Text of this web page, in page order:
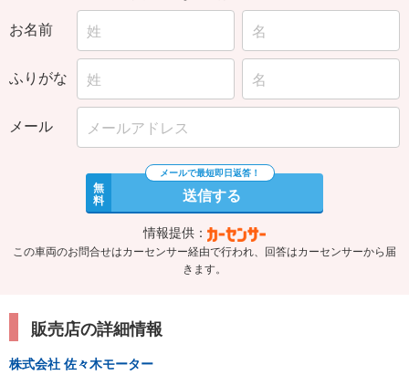
お名前
ふりがな
メール
無
料 送信する
情報提供：
この車両のお問合せはカーセンサー経由で行われ、回答はカーセンサーから届
きます。
販売店の詳細情報
株式会社 佐々木モーター